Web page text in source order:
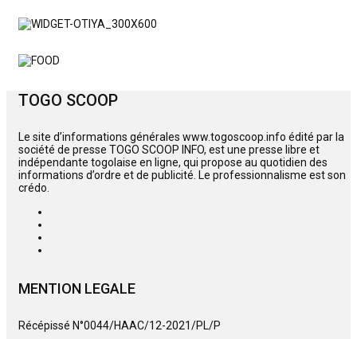
TOGO SCOOP
Le site d’informations générales www.togoscoop.info édité par la
société de presse TOGO SCOOP INFO, est une presse libre et
indépendante togolaise en ligne, qui propose au quotidien des
informations d’ordre et de publicité. Le professionnalisme est son
crédo.
MENTION LEGALE
Récépissé N°0044/HAAC/12-2021/PL/P